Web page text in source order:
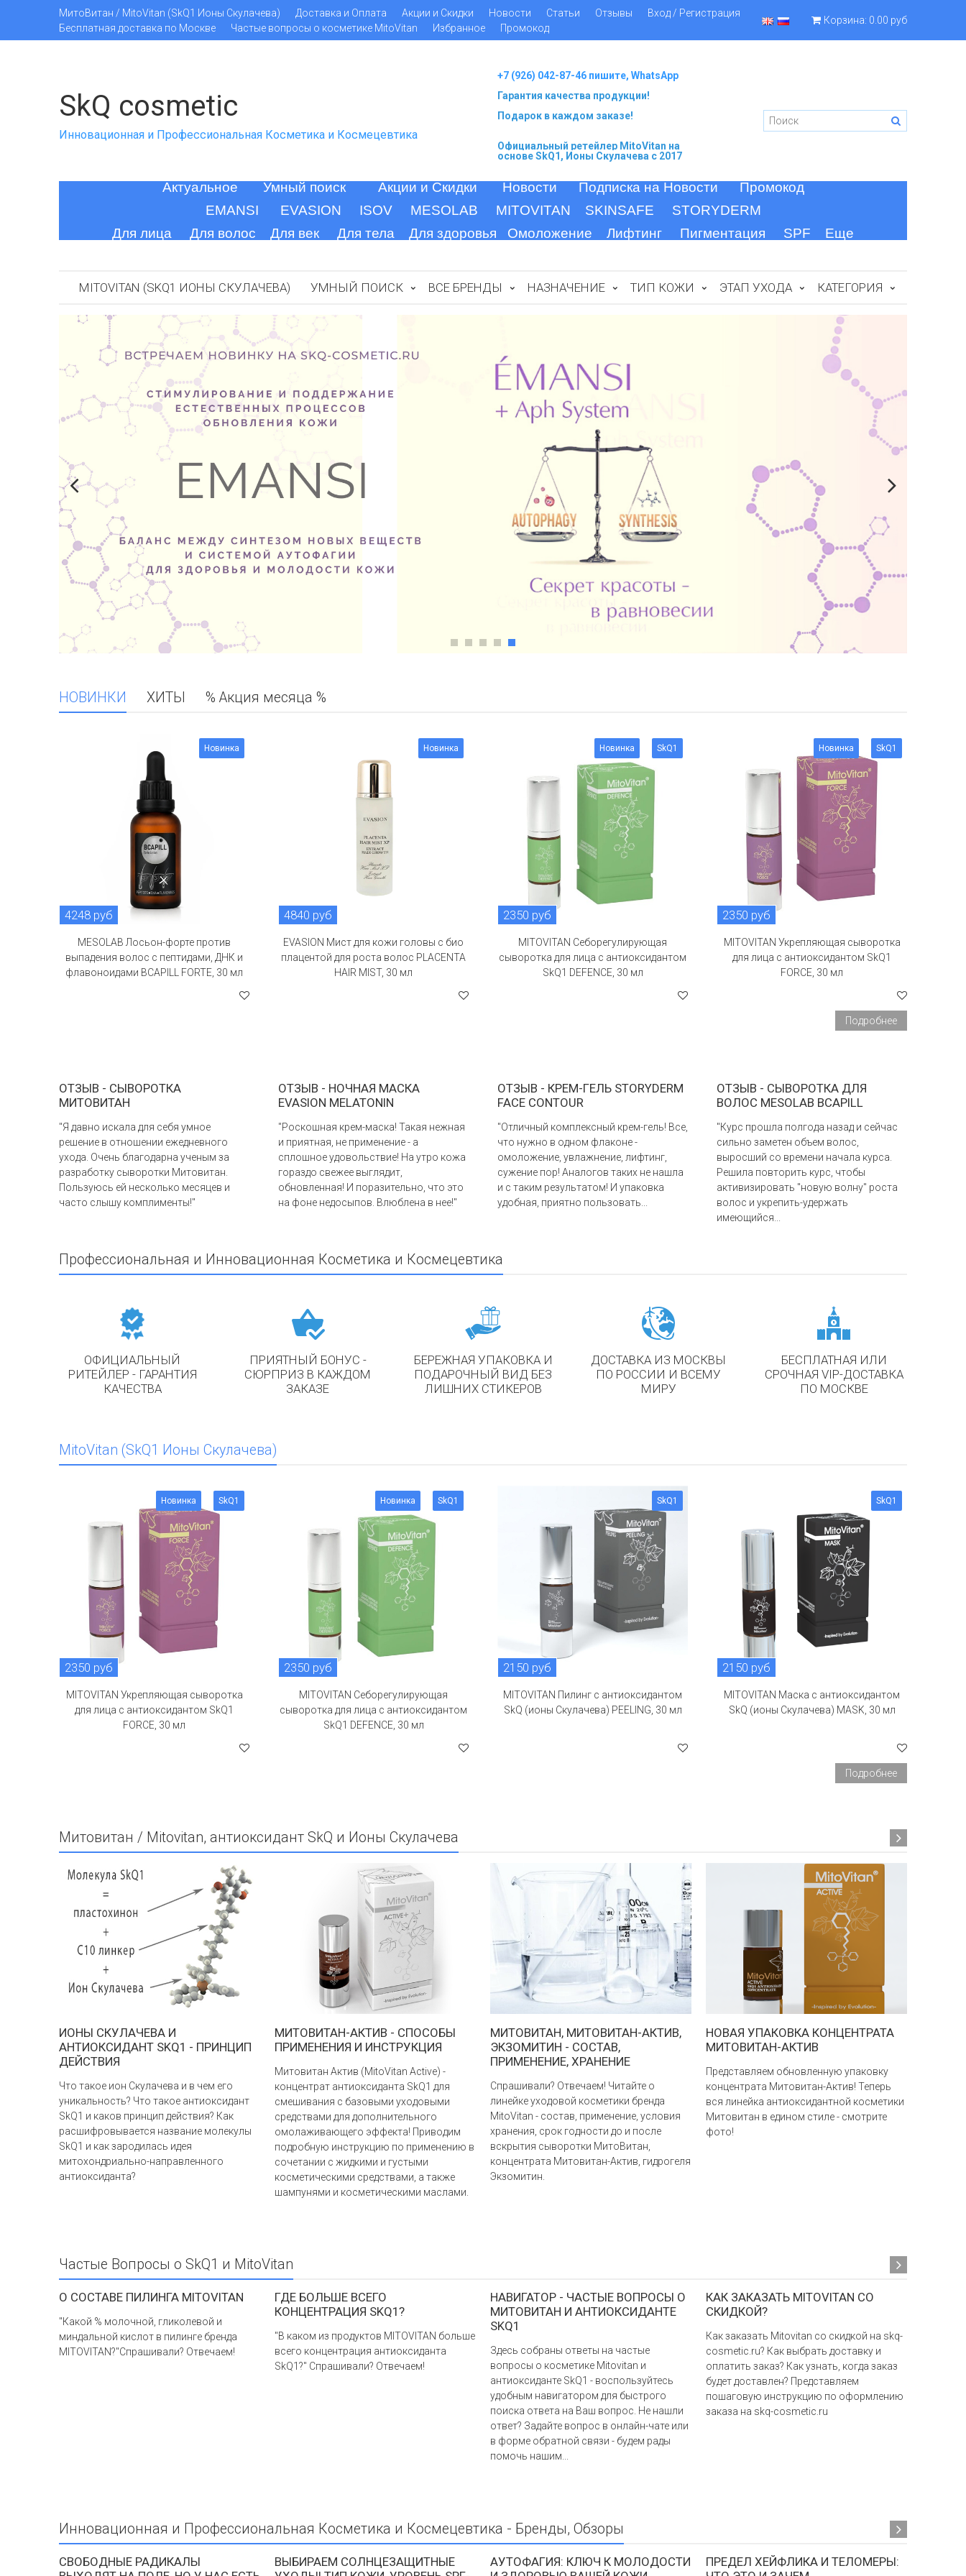
МитоВитан / MitoVitan (SkQ1 Ионы Скулачева) Доставка и Оплата Акции и Скидки Новости Статьи Отзывы
Вход / Регистрация
Бесплатная доставка по Москве
Частые вопросы о косметике MitoVitan Избранное Промокод
Корзина: 0.00 руб
SkQ cosmetic
Инновационная и Профессиональная Косметика и Космецевтика
+7 (926) 042-87-46 пишите, WhatsApp
Гарантия качества продукции!
Подарок в каждом заказе!
Официальный ретейлер MitoVitan на
основе SkQ1, Ионы Скулачева c 2017
Актуальное Умный поиск Акции и Скидки Новости Подписка на Новости
Промокод
EMANSI
EVASION ISOV MESOLAB MITOVITAN SKINSAFE
STORYDERM
Для лица
Для волос Для век Для тела Для здоровья Омоложение Лифтинг Пигментация SPF Еще
MITOVITAN (SKQ1 ИОНЫ СКУЛАЧЕВА) УМНЫЙ ПОИСК ВСЕ БРЕНДЫ НАЗНАЧЕНИЕ ТИП КОЖИ ЭТАП УХОДА КАТЕГОРИЯ
НОВИНКИ ХИТЫ % Акция месяца %
Новинка
4248 руб
MESOLAB Лосьон-форте против
выпадения волос с пептидами, ДНК и
флавоноидами BCAPILL FORTE, 30 мл
Новинка
4840 руб
EVASION Мист для кожи головы с био
плацентой для роста волос PLACENTA
HAIR MIST, 30 мл
Новинка SkQ1
2350 руб
MITOVITAN Себорегулирующая
сыворотка для лица с антиоксидантом
SkQ1 DEFENCE, 30 мл
Новинка SkQ1
2350 руб
MITOVITAN Укрепляющая сыворотка
для лица с антиоксидантом SkQ1
FORCE, 30 мл
Подробнее
ОТЗЫВ - СЫВОРОТКА
МИТОВИТАН
"Я давно искала для себя умное
решение в отношении ежедневного
ухода. Очень благодарна ученым за
разработку сыворотки Митовитан.
Пользуюсь ей несколько месяцев и
часто слышу комплименты!"
ОТЗЫВ - НОЧНАЯ МАСКА
EVASION MELATONIN
"Роскошная крем-маска! Такая нежная
и приятная, не применение - а
сплошное удовольствие! На утро кожа
гораздо свежее выглядит,
обновленная! И поразительно, что это
на фоне недосыпов. Влюблена в нее!"
ОТЗЫВ - КРЕМ-ГЕЛЬ STORYDERM
FACE CONTOUR
"Отличный комплексный крем-гель! Все,
что нужно в одном флаконе -
омоложение, увлажнение, лифтинг,
сужение пор! Аналогов таких не нашла
и с таким результатом! И упаковка
удобная, приятно пользовать...
ОТЗЫВ - СЫВОРОТКА ДЛЯ
ВОЛОС MESOLAB BCAPILL
"Курс прошла полгода назад и сейчас
сильно заметен объем волос,
выросший со времени начала курса.
Решила повторить курс, чтобы
активизировать "новую волну" роста
волос и укрепить-удержать
имеющийся...
Профессиональная и Инновационная Косметика и Космецевтика
ОФИЦИАЛЬНЫЙ
РИТЕЙЛЕР - ГАРАНТИЯ
КАЧЕСТВА
ПРИЯТНЫЙ БОНУС -
СЮРПРИЗ В КАЖДОМ
ЗАКАЗЕ
БЕРЕЖНАЯ УПАКОВКА И
ПОДАРОЧНЫЙ ВИД БЕЗ
ЛИШНИХ СТИКЕРОВ
ДОСТАВКА ИЗ МОСКВЫ
ПО РОССИИ И ВСЕМУ
МИРУ
БЕСПЛАТНАЯ ИЛИ
СРОЧНАЯ VIP-ДОСТАВКА
ПО МОСКВЕ
MitoVitan (SkQ1 Ионы Скулачева)
Новинка SkQ1
2350 руб
MITOVITAN Укрепляющая сыворотка
для лица с антиоксидантом SkQ1
FORCE, 30 мл
Новинка SkQ1
2350 руб
MITOVITAN Себорегулирующая
сыворотка для лица с антиоксидантом
SkQ1 DEFENCE, 30 мл
SkQ1
2150 руб
MITOVITAN Пилинг с антиоксидантом
SkQ (ионы Скулачева) PEELING, 30 мл
SkQ1
2150 руб
MITOVITAN Маска с антиоксидантом
SkQ (ионы Скулачева) MASK, 30 мл
Подробнее
Митовитан / Mitovitan, антиоксидант SkQ и Ионы Скулачева
ИОНЫ СКУЛАЧЕВА И
АНТИОКСИДАНТ SKQ1 - ПРИНЦИП
ДЕЙСТВИЯ
Что такое ион Скулачева и в чем его
уникальность? Что такое антиоксидант
SkQ1 и каков принцип действия? Как
расшифровывается название молекулы
SkQ1 и как зародилась идея
митохондриально-направленного
антиоксиданта?
МИТОВИТАН-АКТИВ - СПОСОБЫ
ПРИМЕНЕНИЯ И ИНСТРУКЦИЯ
Митовитан Актив (MitoVitan Active) -
концентрат антиоксиданта SkQ1 для
смешивания с базовыми уходовыми
средствами для дополнительного
омолаживающего эффекта! Приводим
подробную инструкцию по применению в
сочетании с жидкими и густыми
косметическими средствами, а также
шампунями и косметическими маслами.
МИТОВИТАН, МИТОВИТАН-АКТИВ,
ЭКЗОМИТИН - СОСТАВ,
ПРИМЕНЕНИЕ, ХРАНЕНИЕ
Спрашивали? Отвечаем! Читайте о
линейке уходовой косметики бренда
MitoVitan - состав, применение, условия
хранения, срок годности до и после
вскрытия сыворотки МитоВитан,
концентрата Митовитан-Актив, гидрогеля
Экзомитин.
НОВАЯ УПАКОВКА КОНЦЕНТРАТА
МИТОВИТАН-АКТИВ
Представляем обновленную упаковку
концентрата Митовитан-Актив! Теперь
вся линейка антиоксидантной косметики
Митовитан в едином стиле - смотрите
фото!
Частые Вопросы о SkQ1 и MitoVitan
О СОСТАВЕ ПИЛИНГА MITOVITAN
"Какой % молочной, гликолевой и
миндальной кислот в пилинге бренда
MITOVITAN?"Спрашивали? Отвечаем!
ГДЕ БОЛЬШЕ ВСЕГО
КОНЦЕНТРАЦИЯ SKQ1?
"В каком из продуктов MITOVITAN больше
всего концентрация антиоксиданта
SkQ1?" Спрашивали? Отвечаем!
НАВИГАТОР - ЧАСТЫЕ ВОПРОСЫ О
МИТОВИТАН И АНТИОКСИДАНТЕ
SKQ1
Здесь собраны ответы на частые
вопросы о косметике Mitovitan и
антиоксиданте SkQ1 - воспользуйтесь
удобным навигатором для быстрого
поиска ответа на Ваш вопрос. Не нашли
ответ? Задайте вопрос в онлайн-чате или
в форме обратной связи - будем рады
помочь нашим...
КАК ЗАКАЗАТЬ MITOVITAN СО
СКИДКОЙ?
Как заказать Mitovitan со скидкой на skq-
cosmetic.ru? Как выбрать доставку и
оплатить заказ? Как узнать, когда заказ
будет доставлен? Представляем
пошаговую инструкцию по оформлению
заказа на skq-cosmetic.ru
Инновационная и Профессиональная Косметика и Космецевтика - Бренды, Обзоры
СВОБОДНЫЕ РАДИКАЛЫ
ВЫБИРАЕМ СОЛНЦЕЗАЩИТНЫЕ
АУТОФАГИЯ: КЛЮЧ К МОЛОДОСТИ
ПРЕДЕЛ ХЕЙФЛИКА И ТЕЛОМЕРЫ: